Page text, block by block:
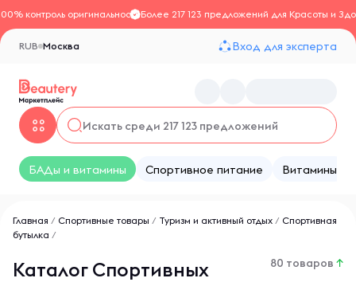
контроль оригинальностиБолее 217 123 предложений для Красоты и
Москва
RUB Вход для эксперта
БАДы и витамины Спортивное питание Витамины
Главная / Спортивные товары / Туризм и активный отдых / Спортивная
бутылка /
Каталог Спортивных
80 товаров ↑